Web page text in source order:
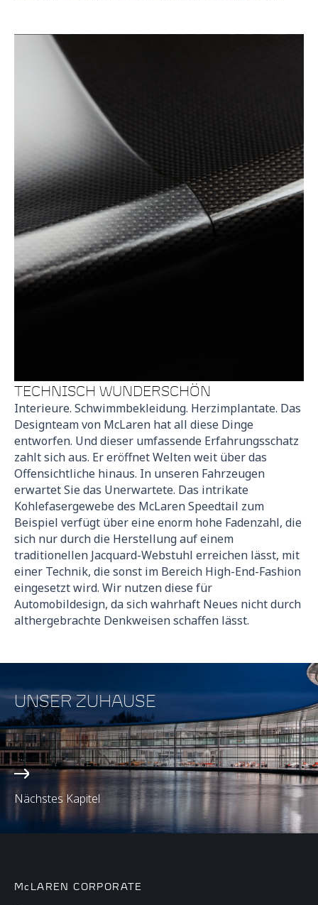
TECHNISCH WUNDERSCHÖN
Interieure. Schwimmbekleidung. Herzimplantate. Das
Designteam von McLaren hat all diese Dinge
entworfen. Und dieser umfassende Erfahrungsschatz
zahlt sich aus. Er eröffnet Welten weit über das
Offensichtliche hinaus. In unseren Fahrzeugen
erwartet Sie das Unerwartete. Das intrikate
Kohlefasergewebe des McLaren Speedtail zum
Beispiel verfügt über eine enorm hohe Fadenzahl, die
sich nur durch die Herstellung auf einem
traditionellen Jacquard-Webstuhl erreichen lässt, mit
einer Technik, die sonst im Bereich High-End-Fashion
eingesetzt wird. Wir nutzen diese für
Automobildesign, da sich wahrhaft Neues nicht durch
althergebrachte Denkweisen schaffen lässt.
Nächstes Kapitel
UNSER ZUHAUSE
McLAREN CORPORATE